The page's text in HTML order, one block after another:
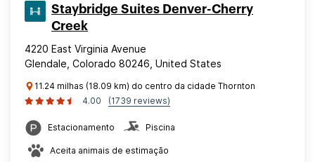
Staybridge Suites Denver-Cherry
Creek
4220 East Virginia Avenue
Glendale, Colorado 80246, United States
11.24 milhas (18.09 km) do centro da cidade Thornton
4.00
(1739 reviews)
Estacionamento Piscina
Aceita animais de estimação